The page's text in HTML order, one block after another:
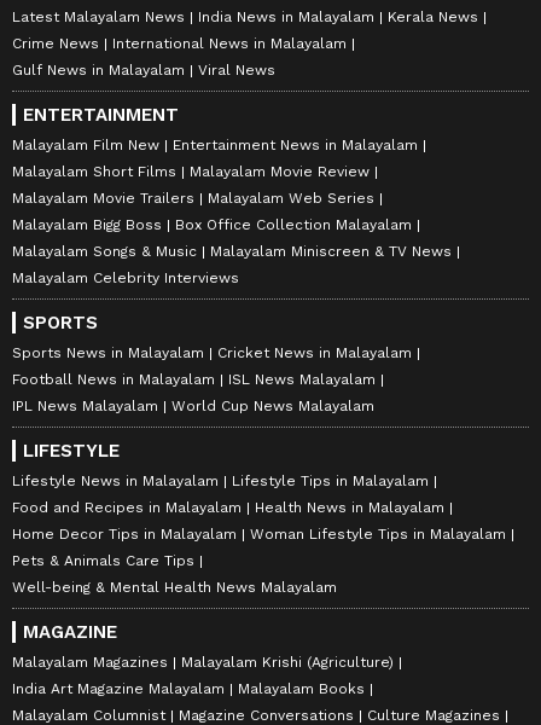
Latest Malayalam News
India News in Malayalam
Kerala News
Crime News
International News in Malayalam
Gulf News in Malayalam
Viral News
ENTERTAINMENT
Malayalam Film New
Entertainment News in Malayalam
Malayalam Short Films
Malayalam Movie Review
Malayalam Movie Trailers
Malayalam Web Series
Malayalam Bigg Boss
Box Office Collection Malayalam
Malayalam Songs & Music
Malayalam Miniscreen & TV News
Malayalam Celebrity Interviews
SPORTS
Sports News in Malayalam
Cricket News in Malayalam
Football News in Malayalam
ISL News Malayalam
IPL News Malayalam
World Cup News Malayalam
LIFESTYLE
Lifestyle News in Malayalam
Lifestyle Tips in Malayalam
Food and Recipes in Malayalam
Health News in Malayalam
Home Decor Tips in Malayalam
Woman Lifestyle Tips in Malayalam
Pets & Animals Care Tips
Well-being & Mental Health News Malayalam
MAGAZINE
Malayalam Magazines
Malayalam Krishi (Agriculture)
India Art Magazine Malayalam
Malayalam Books
Malayalam Columnist
Magazine Conversations
Culture Magazines